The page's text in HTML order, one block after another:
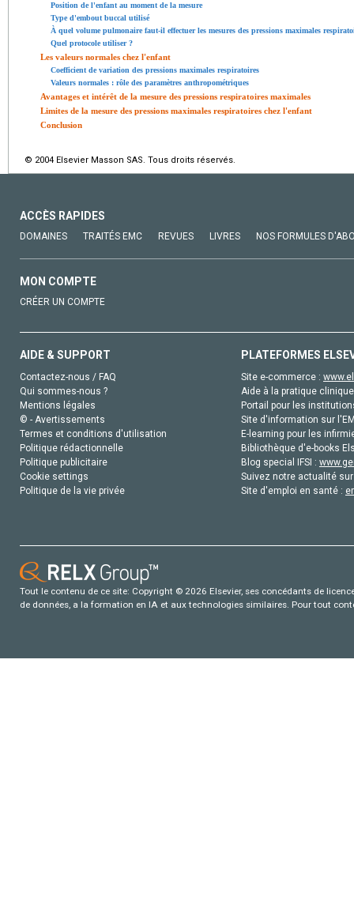
Position de l'enfant au moment de la mesure
Type d'embout buccal utilisé
À quel volume pulmonaire faut-il effectuer les mesures des pressions maximales
Quel protocole utiliser ?
Les valeurs normales chez l'enfant
Coefficient de variation des pressions maximales respiratoires
Valeurs normales : rôle des paramètres anthropométriques
Avantages et intérêt de la mesure des pressions respiratoires maximales
Limites de la mesure des pressions maximales respiratoires chez l'enfant
Conclusion
© 2004 Elsevier Masson SAS. Tous droits réservés.
ACCÈS RAPIDES
DOMAINES TRAITÉS EMC REVUES LIVRES NOS FORMULES
MON COMPTE
CRÉER UN COMPTE
AIDE & SUPPORT
Contactez-nous / FAQ
Qui sommes-nous ?
Mentions légales
© - Avertissements
Termes et conditions d'utilisation
Politique rédactionnelle
Politique publicitaire
Cookie settings
Politique de la vie privée
PLATEFORMES
Site e-commerce :
Aide à la pratique
Portail pour les
Site d'information sur
E-learning pour les
Bibliothèque d'e-books
Blog special IFSI :
Suivez notre actualité
Site d'emploi en santé :
Tout le contenu de ce site: Copyright © 2026 Elsevier, ses concédants de
de données, a la formation en IA et aux technologies similaires. Pour tout